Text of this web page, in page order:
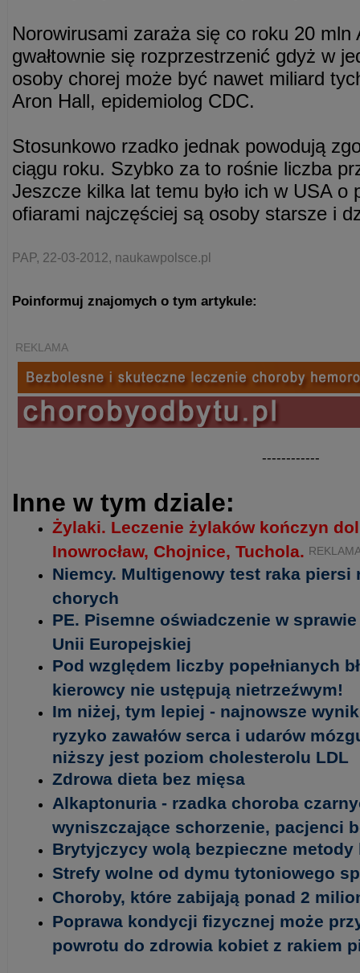
Norowirusami zaraża się co roku 20 mln
gwałtownie się rozprzestrzenić gdyż w
osoby chorej może być nawet miliard
Aron Hall, epidemiolog CDC.
Stosunkowo rzadko jednak powodują
ciągu roku. Szybko za to rośnie liczba
Jeszcze kilka lat temu było ich w USA o
ofiarami najczęściej są osoby starsze i
PAP, 22-03-2012, naukawpolsce.pl
Poinformuj znajomych o tym artykule:
REKLAMA
------------
Inne w tym dziale:
Żylaki. Leczenie żylaków kończyn
Inowrocław, Chojnice, Tuchola.
Niemcy. Multigenowy test raka piersi
chorych
PE. Pisemne oświadczenie w
Unii Europejskiej
Pod względem liczby popełnianych
kierowcy nie ustępują nietrzeźwym!
Im niżej, tym lepiej - najnowsze
ryzyko zawałów serca i udarów
niższy jest poziom cholesterolu LDL
Zdrowa dieta bez mięsa
Alkaptonuria - rzadka choroba
wyniszczające schorzenie, pacjenci
Brytyjczycy wolą bezpieczne metody
Strefy wolne od dymu tytoniowego
Choroby, które zabijają ponad 2
Poprawa kondycji fizycznej może
powrotu do zdrowia kobiet z rakiem